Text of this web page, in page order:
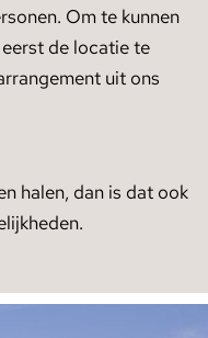
Om te kunnen
de locatie te
uit ons
halen, dan is dat ook